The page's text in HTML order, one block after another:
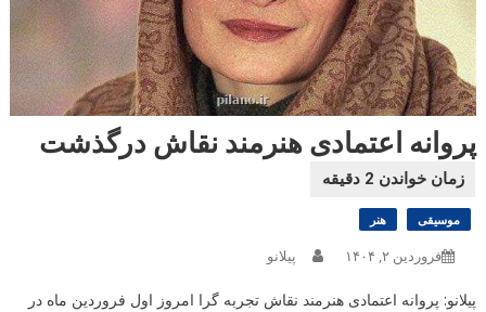
پروانه اعتمادی هنرمند نقاش درگذشت
موسیقی هنر
فروردین ۲, ۱۴۰۴ پیلانو
پیلانو: پروانه اعتمادی هنرمند نقاش تجربه گرا امروز اول فروردین ماه در